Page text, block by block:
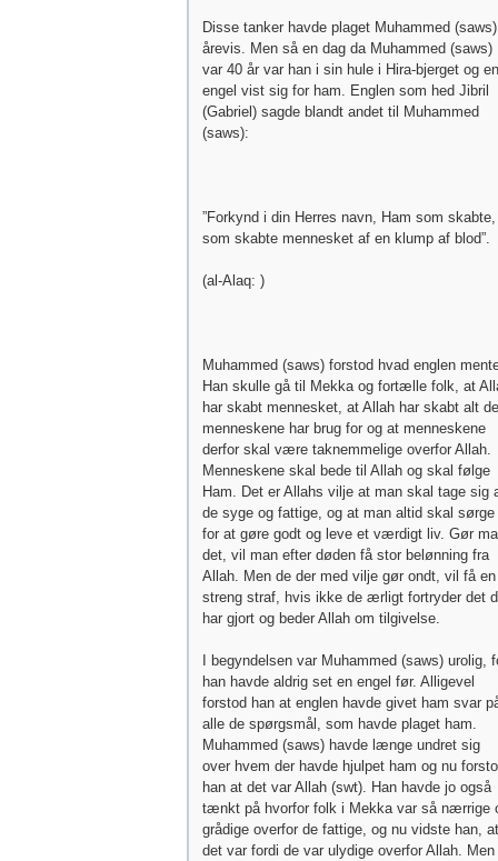
Disse tanker havde plaget Muhammed
årevis. Men så en dag da Muhammed (saws)
var 40 år var han i sin hule i Hira-bjerget og en
engel vist sig for ham. Englen som hed Jibril
(Gabriel) sagde blandt andet til Muhammed
(saws):
”Forkynd i din Herres navn, Ham som skabte,
som skabte mennesket af en klump af blod”.
(al-Alaq: )
Muhammed (saws) forstod hvad englen
Han skulle gå til Mekka og fortælle folk, at
har skabt mennesket, at Allah har skabt alt
menneskene har brug for og at menneskene
derfor skal være taknemmelige overfor Allah.
Menneskene skal bede til Allah og skal følge
Ham. Det er Allahs vilje at man skal tage sig
de syge og fattige, og at man altid skal sørge
for at gøre godt og leve et værdigt liv. Gør
det, vil man efter døden få stor belønning fra
Allah. Men de der med vilje gør ondt, vil få en
streng straf, hvis ikke de ærligt fortryder det
har gjort og beder Allah om tilgivelse.
I begyndelsen var Muhammed (saws) urolig,
han havde aldrig set en engel før. Alligevel
forstod han at englen havde givet ham svar
alle de spørgsmål, som havde plaget ham.
Muhammed (saws) havde længe undret sig
over hvem der havde hjulpet ham og nu
han at det var Allah (swt). Han havde jo også
tænkt på hvorfor folk i Mekka var så nærrige
grådige overfor de fattige, og nu vidste han, at
det var fordi de var ulydige overfor Allah. Men